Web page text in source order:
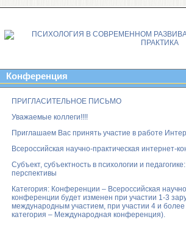
Конференция
ПРИГЛАСИТЕЛЬНОЕ ПИСЬМО
Уважаемые коллеги!!!!
Приглашаем Вас принять участие в работе
Всероссийская научно-практическая интернет-
Субъект, субъектность в психологии и
перспективы
Категория: Конференции – Всероссийская
конференции будет изменен при участии 1-3
международным участием, при участии 4 и
категория – Международная конференция).